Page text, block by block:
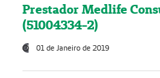
Prestador Medlife
(51004334-2)
01 de Janeiro de 2019